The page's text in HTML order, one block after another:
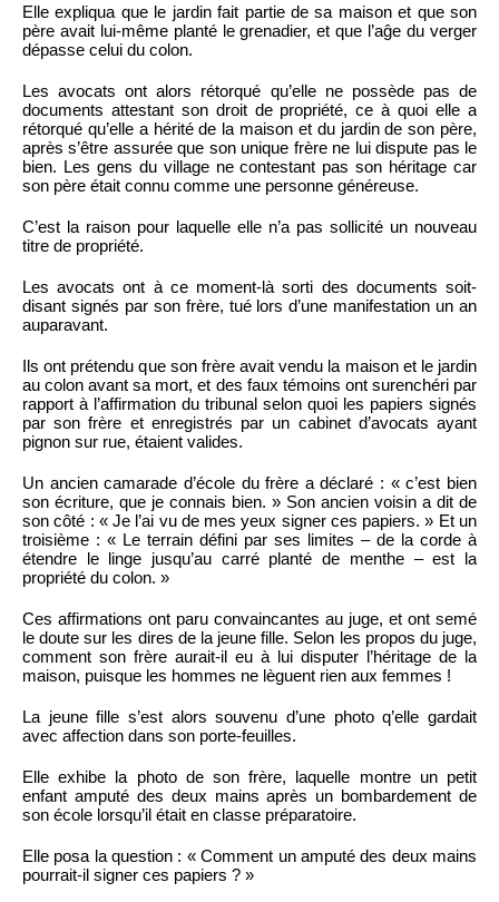
Elle expliqua que le jardin fait partie de sa maison et que son
père avait lui-même planté le grenadier, et que l’aĝe du verger
dépasse celui du colon.
Les avocats ont alors rétorqué qu’elle ne possède pas de
documents attestant son droit de propriété, ce à quoi elle a
rétorqué qu’elle a hérité de la maison et du jardin de son père,
après s’être assurée que son unique frère ne lui dispute pas le
bien. Les gens du village ne contestant pas son héritage car
son père était connu comme une personne généreuse.
C’est la raison pour laquelle elle n’a pas sollicité un nouveau
titre de propriété.
Les avocats ont à ce moment-là sorti des documents soit-
disant signés par son frère, tué lors d’une manifestation un an
auparavant.
Ils ont prétendu que son frère avait vendu la maison et le jardin
au colon avant sa mort, et des faux témoins ont surenchéri par
rapport à l’affirmation du tribunal selon quoi les papiers signés
par son frère et enregistrés par un cabinet d’avocats ayant
pignon sur rue, étaient valides.
Un ancien camarade d’école du frère a déclaré : « c’est bien
son écriture, que je connais bien. » Son ancien voisin a dit de
son côté : « Je l’ai vu de mes yeux signer ces papiers. » Et un
troisième : « Le terrain défini par ses limites – de la corde à
étendre le linge jusqu’au carré planté de menthe – est la
propriété du colon. »
Ces affirmations ont paru convaincantes au juge, et ont semé
le doute sur les dires de la jeune fille. Selon les propos du juge,
comment son frère aurait-il eu à lui disputer l’héritage de la
maison, puisque les hommes ne lèguent rien aux femmes !
La jeune fille s’est alors souvenu d’une photo q’elle gardait
avec affection dans son porte-feuilles.
Elle exhibe la photo de son frère, laquelle montre un petit
enfant amputé des deux mains après un bombardement de
son école lorsqu’il était en classe préparatoire.
Elle posa la question : « Comment un amputé des deux mains
pourrait-il signer ces papiers ? »